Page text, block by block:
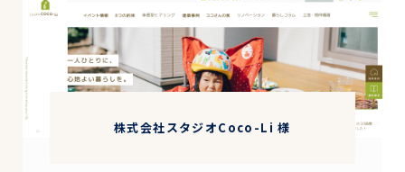
株式会社スタジオCoco-Li 様